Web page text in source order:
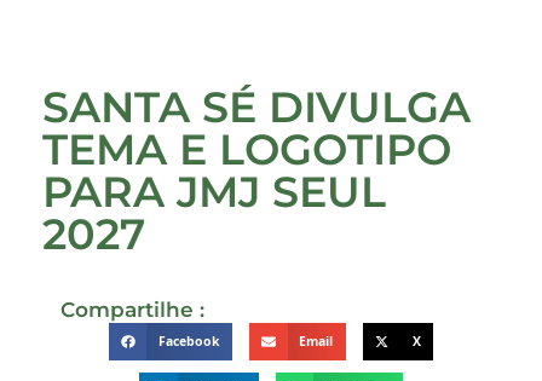
SANTA SÉ DIVULGA
TEMA E LOGOTIPO
PARA JMJ SEUL
2027
Compartilhe :
Facebook Email X